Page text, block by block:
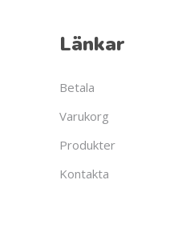
Länkar
Betala
Varukorg
Produkter
Kontakta